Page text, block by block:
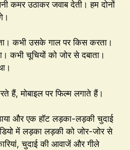
कमर उठाकर जवाब देती। हम दोनों
कभी उसके गाल पर किस करता।
कभी चूचियों को जोर से दबाता।
हैं, मोबाइल पर फिल्म लगाते हैं।
और एक हॉट लड़का-लड़की चुदाई
में लड़का लड़की को जोर-जोर से
चुदाई की आवाजें और गीले